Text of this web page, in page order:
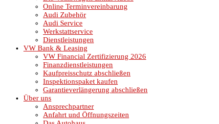
Online Terminvereinbarung
Audi Zubehör
Audi Service
Werkstattservice
Dienstleistungen
VW Bank & Leasing
VW Financial Zertifizierung 2026
Finanzdienstleistungen
Kaufpreisschutz abschließen
Inspektionspaket kaufen
Garantieverlängerung abschließen
Über uns
Ansprechpartner
Anfahrt und Öffnungszeiten